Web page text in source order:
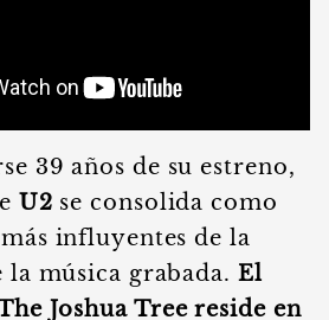
39 años de su estreno,
U2 se consolida como
influyentes de la
música grabada. El
Joshua Tree reside en